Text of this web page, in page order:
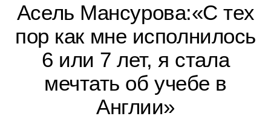
Асель Мансурова:«С тех
пор как мне исполнилось
6 или 7 лет, я стала
мечтать об учебе в
Англии»